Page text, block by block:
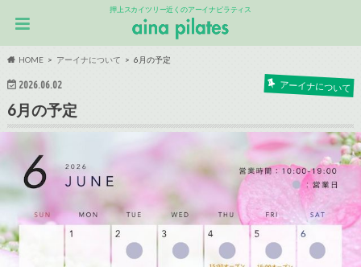
押上スカイツリー近くのアーイナピラティス
HOME アーイナについて 6月の予定
2026.06.02 アーイナについて
6月の予定